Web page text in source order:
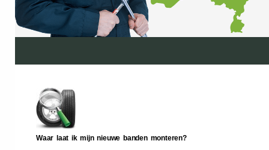
Waar laat ik mijn nieuwe banden monteren?